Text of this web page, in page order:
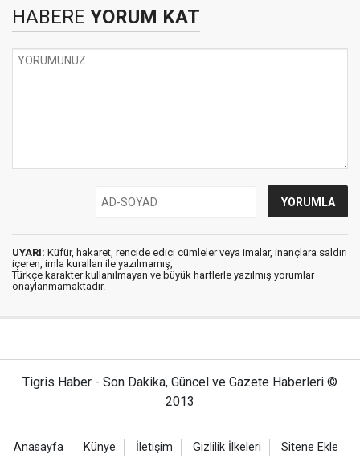
HABERE YORUM KAT
UYARI: Küfür, hakaret, rencide edici cümleler veya imalar, inançlara saldırı
içeren, imla kuralları ile yazılmamış,
Türkçe karakter kullanılmayan ve büyük harflerle yazılmış yorumlar
onaylanmamaktadır.
Tigris Haber - Son Dakika, Güncel ve Gazete Haberleri ©
2013
Anasayfa Künye İletişim Gizlilik İlkeleri Sitene Ekle